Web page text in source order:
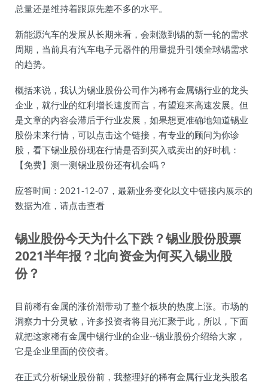
总量还是维持着跟原先差不多的水平。
新能源汽车的发展从长期来看，会刺激到锡的新一轮的需求
周期，当前具有汽车电子元器件的用量提升引领全球锡需求
的趋势。
概括来说，我认为锡业股份公司作为稀有金属锡行业的龙头
企业，就行业的红利增长速度而言，有望迎来高速发展。但
是文章的内容会滞后于行业发展，如果想更准确地知道锡业
股份未来行情，可以点击这个链接，有专业的顾问为你诊
股，看下锡业股份现在行情是否到买入或卖出的好时机：
【免费】测一测锡业股份还有机会吗？
应答时间：2021-12-07，最新业务变化以文中链接内展示的
数据为准，请点击查看
锡业股份今天为什么下跌？锡业股份股票
2021半年报？北向资金为何买入锡业股
份？
目前稀有金属的涨价潮带动了整个板块的热度上涨。市场的
洞察力十分灵敏，许多投资者将目光汇聚于此，所以，下面
就把这家稀有金属中锡行业的企业--锡业股份介绍给大家，
它是企业里面的佼佼者。
在正式分析锡业股份前，我整理好的稀有金属行业龙头股名